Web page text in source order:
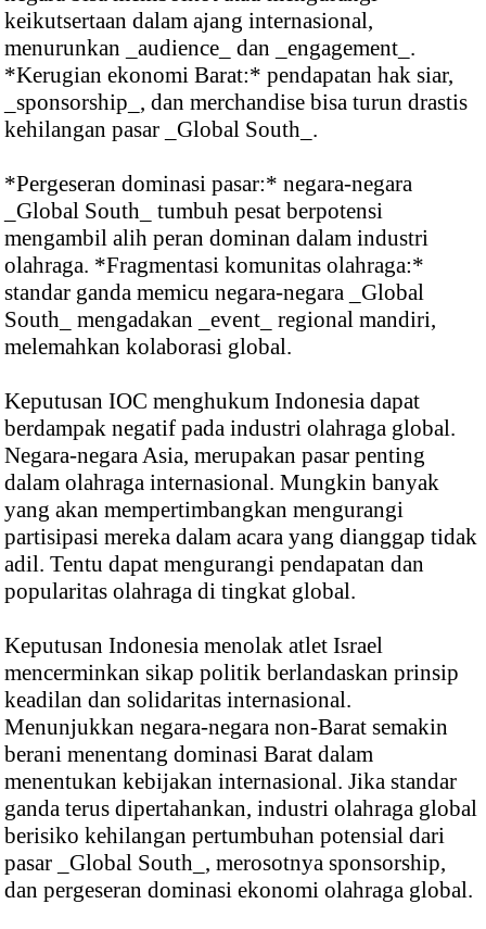
keikutsertaan dalam ajang internasional,
menurunkan _audience_ dan _engagement_.
*Kerugian ekonomi Barat:* pendapatan hak siar,
_sponsorship_, dan merchandise bisa turun drastis
kehilangan pasar _Global South_.
*Pergeseran dominasi pasar:* negara-negara
_Global South_ tumbuh pesat berpotensi
mengambil alih peran dominan dalam industri
olahraga. *Fragmentasi komunitas olahraga:*
standar ganda memicu negara-negara _Global
South_ mengadakan _event_ regional mandiri,
melemahkan kolaborasi global.
Keputusan IOC menghukum Indonesia dapat
berdampak negatif pada industri olahraga global.
Negara-negara Asia, merupakan pasar penting
dalam olahraga internasional. Mungkin banyak
yang akan mempertimbangkan mengurangi
partisipasi mereka dalam acara yang dianggap tidak
adil. Tentu dapat mengurangi pendapatan dan
popularitas olahraga di tingkat global.
Keputusan Indonesia menolak atlet Israel
mencerminkan sikap politik berlandaskan prinsip
keadilan dan solidaritas internasional.
Menunjukkan negara-negara non-Barat semakin
berani menentang dominasi Barat dalam
menentukan kebijakan internasional. Jika standar
ganda terus dipertahankan, industri olahraga global
berisiko kehilangan pertumbuhan potensial dari
pasar _Global South_, merosotnya sponsorship,
dan pergeseran dominasi ekonomi olahraga global.